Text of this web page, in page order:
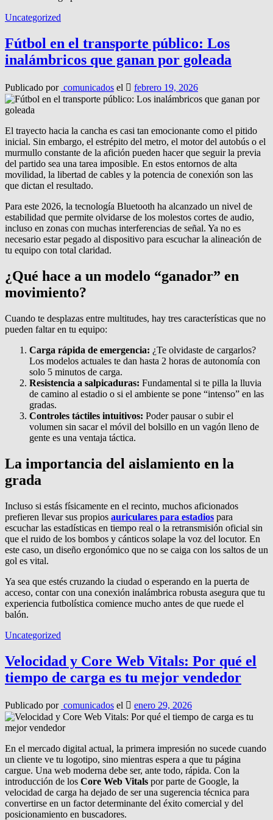
Uncategorized
Fútbol en el transporte público: Los
inalámbricos que ganan por goleada
Publicado por comunicados el febrero 19, 2026
El trayecto hacia la cancha es casi tan emocionante como el pitido
inicial. Sin embargo, el estrépito del metro, el motor del autobús o el
murmullo constante de la afición pueden hacer que seguir la previa
del partido sea una tarea imposible. En estos entornos de alta
movilidad, la libertad de cables y la potencia de conexión son las
que dictan el resultado.
Para este 2026, la tecnología Bluetooth ha alcanzado un nivel de
estabilidad que permite olvidarse de los molestos cortes de audio,
incluso en zonas con muchas interferencias de señal. Ya no es
necesario estar pegado al dispositivo para escuchar la alineación de
tu equipo con total claridad.
¿Qué hace a un modelo “ganador” en
movimiento?
Cuando te desplazas entre multitudes, hay tres características que no
pueden faltar en tu equipo:
Carga rápida de emergencia: ¿Te olvidaste de cargarlos?
Los modelos actuales te dan hasta 2 horas de autonomía con
solo 5 minutos de carga.
Resistencia a salpicaduras: Fundamental si te pilla la lluvia
de camino al estadio o si el ambiente se pone “intenso” en las
gradas.
Controles táctiles intuitivos: Poder pausar o subir el
volumen sin sacar el móvil del bolsillo en un vagón lleno de
gente es una ventaja táctica.
La importancia del aislamiento en la
grada
Incluso si estás físicamente en el recinto, muchos aficionados
prefieren llevar sus propios auriculares para estadios para
escuchar las estadísticas en tiempo real o la retransmisión oficial sin
que el ruido de los bombos y cánticos solape la voz del locutor. En
este caso, un diseño ergonómico que no se caiga con los saltos de un
gol es vital.
Ya sea que estés cruzando la ciudad o esperando en la puerta de
acceso, contar con una conexión inalámbrica robusta asegura que tu
experiencia futbolística comience mucho antes de que ruede el
balón.
Uncategorized
Velocidad y Core Web Vitals: Por qué el
tiempo de carga es tu mejor vendedor
Publicado por comunicados el enero 29, 2026
En el mercado digital actual, la primera impresión no sucede cuando
un cliente ve tu logotipo, sino mientras espera a que tu página
cargue. Una web moderna debe ser, ante todo, rápida. Con la
introducción de los Core Web Vitals por parte de Google, la
velocidad de carga ha dejado de ser una sugerencia técnica para
convertirse en un factor determinante del éxito comercial y del
posicionamiento en buscadores.